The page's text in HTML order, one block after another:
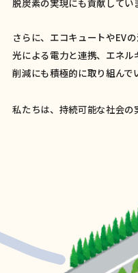
脱炭素の実現にも貢献してい
さらに、エコキュートやEV
光による電力と連携、エネ
削減にも積極的に取り組んで
私たちは、持続可能な社会の